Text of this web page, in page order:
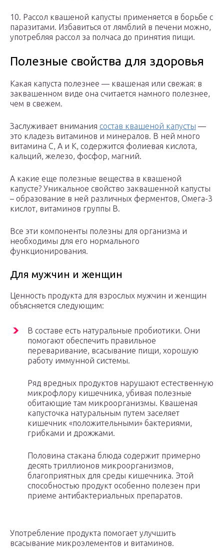
10. Рассол квашеной капусты применяется в борьбе с
паразитами. Избавиться от лямблий в печени можно,
употребляя рассол за полчаса до принятия пищи.
Полезные свойства для здоровья
Какая капуста полезнее — квашеная или свежая: в
заквашенном виде она считается намного полезнее,
чем в свежем.
Заслуживает внимания состав квашеной капусты —
это кладезь витаминов и минералов. В ней много
витамина С, А и К, содержится фолиевая кислота,
кальций, железо, фосфор, магний.
А какие еще полезные вещества в квашеной
капусте? Уникальное свойство заквашенной капусты
– образование в ней различных ферментов, Омега-3
кислот, витаминов группы В.
Все эти компоненты полезны для организма и
необходимы для его нормального
функционирования.
Для мужчин и женщин
Ценность продукта для взрослых мужчин и женщин
объясняется следующим:
В составе есть натуральные пробиотики. Они
помогают обеспечить правильное
переваривание, всасывание пищи, хорошую
работу иммунной системы.
Ряд вредных продуктов нарушают естественную
микрофлору кишечника, убивая полезные
обитающие там микроорганизмы. Квашеная
капусточка натуральным путем заселяет
кишечник «положительными» бактериями,
грибками и дрожжами.
Половина стакана блюда содержит примерно
десять триллионов микроорганизмов,
благоприятных для среды кишечника. Этой
способностью продукт особенно полезен при
приеме антибактериальных препаратов.
Употребление продукта помогает улучшить
всасывание микроэлементов и витаминов.